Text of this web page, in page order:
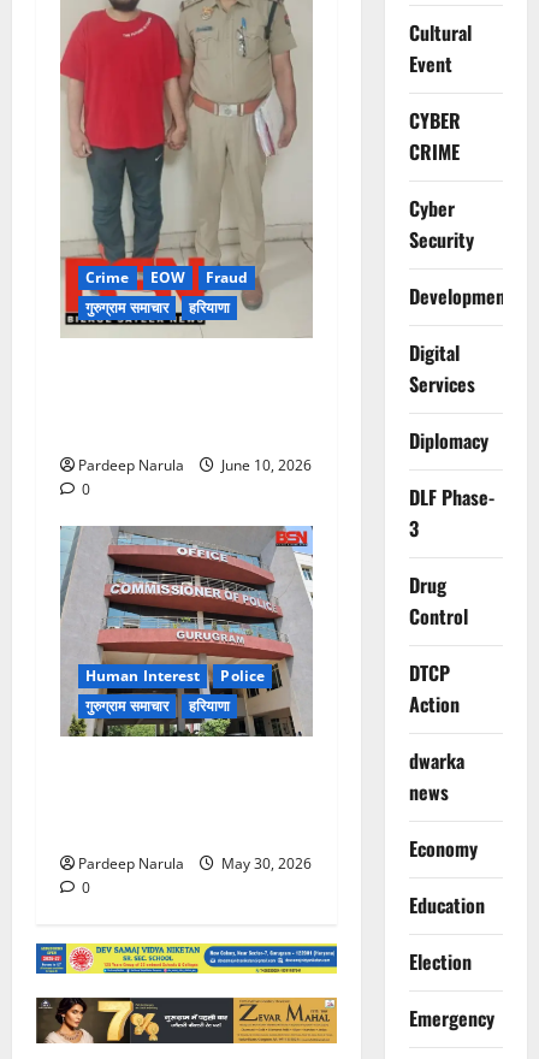
Crime EOW
Fraud
गुरुग्राम समाचार
हरियाणा
Pardeep Narula
June 10, 2026
0
Human Interest
Police
गुरुग्राम समाचार
हरियाणा
Pardeep Narula
May 30, 2026
0
Cultural
Event
CYBER
CRIME
Cyber
Security
Development
Digital
Services
Diplomacy
DLF Phase-
3
Drug
Control
DTCP
Action
dwarka
news
Economy
Education
Election
Emergency